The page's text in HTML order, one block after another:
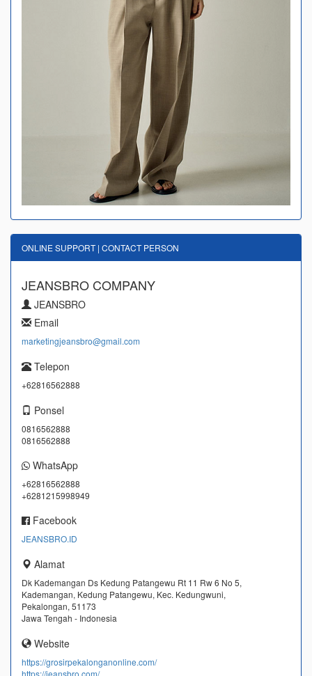
ONLINE SUPPORT | CONTACT PERSON
JEANSBRO COMPANY
JEANSBRO
Email
marketingjeansbro@gmail.com
Telepon
+62816562888
Ponsel
0816562888
0816562888
WhatsApp
+62816562888
+6281215998949
Facebook
JEANSBRO.ID
Alamat
Dk Kademangan Ds Kedung Patangewu Rt 11 Rw 6 No 5,
Kademangan, Kedung Patangewu, Kec. Kedungwuni,
Pekalongan, 51173
Jawa Tengah - Indonesia
Website
https://grosirpekalonganonline.com/
https://jeansbro.com/